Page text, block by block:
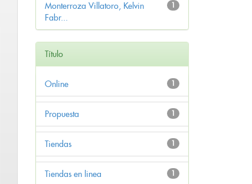
1
Monterroza Villatoro, Kelvin
Fabr...
Título
1
Online
1
Propuesta
1
Tiendas
1
Tiendas en linea